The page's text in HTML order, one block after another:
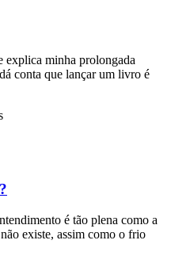
explica minha prolongada
conta que lançar um livro é
é tão plena como a
existe, assim como o frio